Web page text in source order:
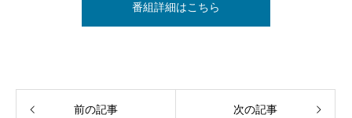
番組詳細はこちら
前の記事 次の記事